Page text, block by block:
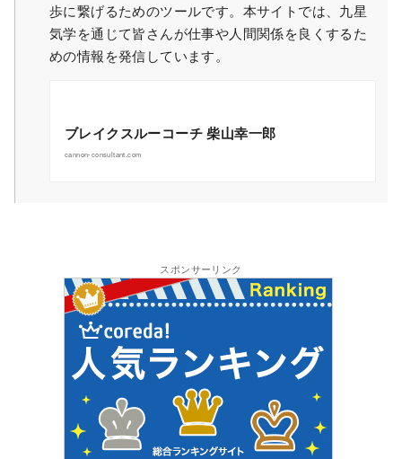
歩に繋げるためのツールです。本サイトでは、九星
気学を通じて皆さんが仕事や人間関係を良くするた
めの情報を発信しています。
ブレイクスルーコーチ 柴山幸一郎
cannon-consultant.com
スポンサーリンク